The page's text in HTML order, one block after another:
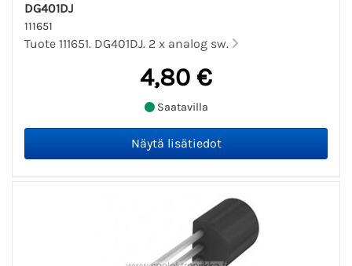
DG401DJ
111651
Tuote 111651. DG401DJ. 2 x analog sw.
4,80 €
Saatavilla